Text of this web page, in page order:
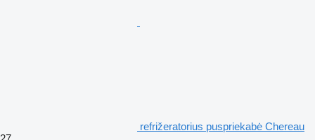
refrižeratorius puspriekabė Chereau